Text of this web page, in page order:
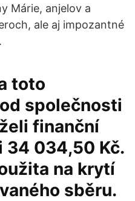
Márie, anjelov a
ale aj impozantné
toto
společnosti
finanční
34 034,50 Kč.
na krytí
sběru.